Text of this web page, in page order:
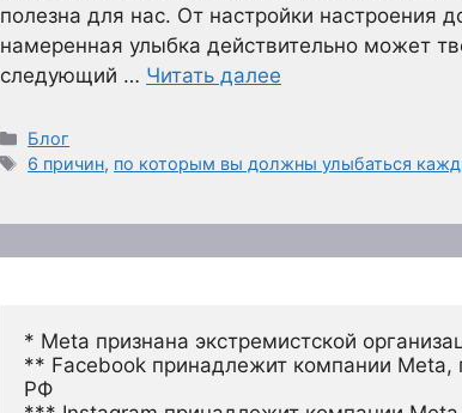
полезна для нас. От настройки настроения
намеренная улыбка действительно может
следующий … Читать далее
Рубрики
Блог
Метки
6 причин, по которым вы должны улыбаться
* Meta признана экстремистской
** Facebook принадлежит компании Meta,
РФ